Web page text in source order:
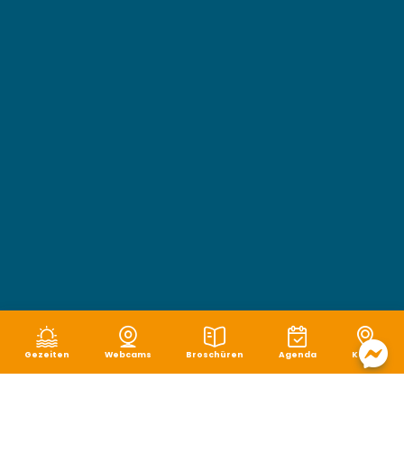
Gezeiten Webcams Broschüren Agenda Karte